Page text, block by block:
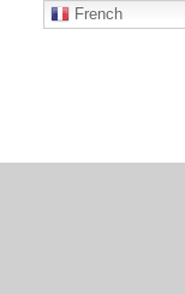
French